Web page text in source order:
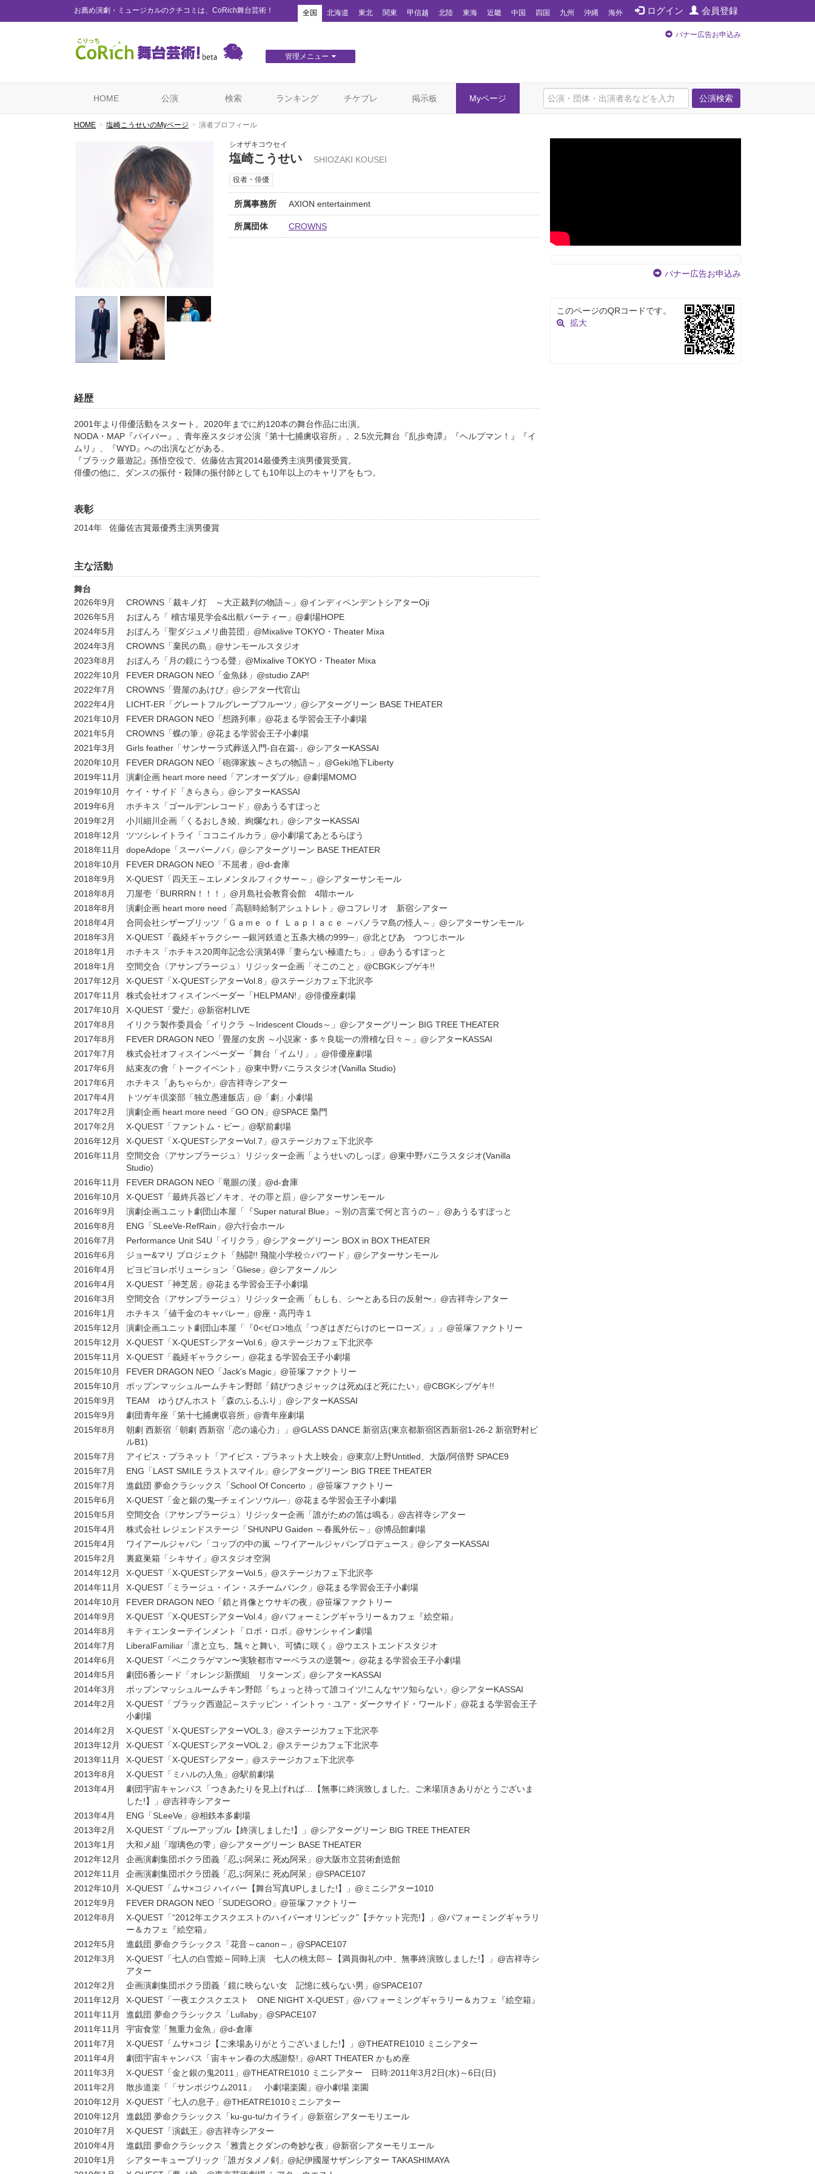
お薦め演劇・ミュージカルのクチコミは、CoRich舞台芸術！ ログイン 会員登録
全国 北海道 東北 関東 甲信越 北陸 東海 近畿 中国 四国 九州 沖縄 海外
管理メニュー
バナー広告お申込み
公演検索
HOME 公演 検索 ランキング チケプレ 掲示板 Myページ
HOME 塩崎こうせいのMyページ 演者プロフィール
シオザキコウセイ
塩崎こうせい SHIOZAKI KOUSEI
役者・俳優
所属事務所 AXION entertainment
所属団体 CROWNS
経歴
2001年より俳優活動をスタート。2020年までに約120本の舞台作品に出演。
NODA・MAP『パイパー』、青年座スタジオ公演『第十七捕虜収容所』、2.5次元舞台『乱歩奇譚』『ヘルプマン！』『イ
ムリ』、『WYD』への出演などがある。
『ブラック最遊記』孫悟空役で、佐藤佐吉賞2014最優秀主演男優賞受賞。
俳優の他に、ダンスの振付・殺陣の振付師としても10年以上のキャリアをもつ。
表彰
2014年 佐藤佐吉賞最優秀主演男優賞
主な活動
舞台
2026年9月
CROWNS「裁キノ灯 ～大正裁判の物語～」@インディペンデントシアターOji
2026年5月
おぼんろ「 稽古場見学会&出航パーティー」@劇場HOPE
2024年5月
おぼんろ「聖ダジュメリ曲芸団」@Mixalive TOKYO・Theater Mixa
2024年3月
CROWNS「棄民の島」@サンモールスタジオ
2023年8月
おぼんろ「月の鏡にうつる聲」@Mixalive TOKYO・Theater Mixa
2022年10月
FEVER DRAGON NEO「金魚鉢」@studio ZAP!
2022年7月
CROWNS「畳屋のあけび」@シアター代官山
2022年4月
LICHT-ER「グレートフルグレープフルーツ」@シアターグリーン BASE THEATER
2021年10月
FEVER DRAGON NEO「想路列車」@花まる学習会王子小劇場
2021年5月
CROWNS「蝶の筆」@花まる学習会王子小劇場
2021年3月
Girls feather「サンサーラ式葬送入門-自在篇-」@シアターKASSAI
2020年10月
FEVER DRAGON NEO「砲弾家族～さちの物語～」@Geki地下Liberty
2019年11月
演劇企画 heart more need「アンオーダブル」@劇場MOMO
2019年10月
ケイ・サイド「きらきら」@シアターKASSAI
2019年6月
ホチキス「ゴールデンレコード」@あうるすぽっと
2019年2月
小川細川企画「くるおしき綾、絢爛なれ」@シアターKASSAI
2018年12月
ツツシレイトライ「ココニイルカラ」@小劇場てあとるらぽう
2018年11月
dopeAdope「スーパーノバ」@シアターグリーン BASE THEATER
2018年10月
FEVER DRAGON NEO「不屈者」@d-倉庫
2018年9月
X-QUEST「四天王～エレメンタルフィクサー～」@シアターサンモール
2018年8月
刀屋壱「BURRRN！！！」@月島社会教育会館 4階ホール
2018年8月
演劇企画 heart more need「高額時給制アシュトレト」@コフレリオ 新宿シアター
2018年4月
合同会社シザーブリッツ「Ｇａｍｅ ｏｆ Ｌａｐｌａｃｅ ～パノラマ島の怪人～」@シアターサンモール
2018年3月
X-QUEST「義経ギャラクシー ─銀河鉄道と五条大橋の999─」@北とぴあ つつじホール
2018年1月
ホチキス「ホチキス20周年記念公演第4弾「妻らない極道たち」」@あうるすぽっと
2018年1月
空間交合〈アサンブラージュ〉リジッター企画「そこのこと」@CBGKシブゲキ!!
2017年12月
X-QUEST「X-QUESTシアターVol.8」@ステージカフェ下北沢亭
2017年11月
株式会社オフィスインベーダー「HELPMAN!」@俳優座劇場
2017年10月
X-QUEST「愛だ」@新宿村LIVE
2017年8月
イリクラ製作委員会「イリクラ ～Iridescent Clouds～」@シアターグリーン BIG TREE THEATER
2017年8月
FEVER DRAGON NEO「畳屋の女房 ～小説家・多々良聡一の滑稽な日々～」@シアターKASSAI
2017年7月
株式会社オフィスインベーダー「舞台「イムリ」」@俳優座劇場
2017年6月
結束友の會「トークイベント」@東中野バニラスタジオ(Vanilla Studio)
2017年6月
ホチキス「あちゃらか」@吉祥寺シアター
2017年4月
トツゲキ倶楽部「独立愚連飯店」@「劇」小劇場
2017年2月
演劇企画 heart more need「GO ON」@SPACE 梟門
2017年2月
X-QUEST「ファントム・ビー」@駅前劇場
2016年12月
X-QUEST「X-QUESTシアターVol.7」@ステージカフェ下北沢亭
2016年11月
空間交合〈アサンブラージュ〉リジッター企画「ようせいのしっぽ」@東中野バニラスタジオ(Vanilla
Studio)
2016年11月
FEVER DRAGON NEO「竜眼の漢」@d-倉庫
2016年10月
X-QUEST「最終兵器ピノキオ、その罪と罰」@シアターサンモール
2016年9月
演劇企画ユニット劇団山本屋「『Super natural Blue』～別の言葉で何と言うの～」@あうるすぽっと
2016年8月
ENG「SLeeVe‐RefRain」@六行会ホール
2016年7月
Performance Unit S4U「イリクラ」@シアターグリーン BOX in BOX THEATER
2016年6月
ジョー&マリ プロジェクト「熱闘!! 飛龍小学校☆パワード」@シアターサンモール
2016年4月
ピヨピヨレボリューション「Gliese」@シアターノルン
2016年4月
X-QUEST「神芝居」@花まる学習会王子小劇場
2016年3月
空間交合〈アサンブラージュ〉リジッター企画「もしも、シ〜とある日の反射〜」@吉祥寺シアター
2016年1月
ホチキス「値千金のキャバレー」@座・高円寺１
2015年12月
演劇企画ユニット劇団山本屋「『0<ゼロ>地点「つぎはぎだらけのヒーローズ」』」@笹塚ファクトリー
2015年12月
X-QUEST「X-QUESTシアターVol.6」@ステージカフェ下北沢亭
2015年11月
X-QUEST「義経ギャラクシー」@花まる学習会王子小劇場
2015年10月
FEVER DRAGON NEO「Jack's Magic」@笹塚ファクトリー
2015年10月
ポップンマッシュルームチキン野郎「錆びつきジャックは死ぬほど死にたい」@CBGKシブゲキ!!
2015年9月
TEAM ゆうびんホスト「森のふるふり」@シアターKASSAI
2015年9月
劇団青年座「第十七捕虜収容所」@青年座劇場
2015年8月
朝劇 西新宿「朝劇 西新宿「恋の遠心力」」@GLASS DANCE 新宿店(東京都新宿区西新宿1-26-2 新宿野村ビ
ルB1)
2015年7月
アイビス・プラネット「アイビス・プラネット大上映会」@東京/上野Untitled、大阪/阿倍野 SPACE9
2015年7月
ENG「LAST SMILE ラストスマイル」@シアターグリーン BIG TREE THEATER
2015年7月
進戯団 夢命クラシックス「School Of Concerto 」@笹塚ファクトリー
2015年6月
X-QUEST「金と銀の鬼─チェインソウル─」@花まる学習会王子小劇場
2015年5月
空間交合〈アサンブラージュ〉リジッター企画「誰がための笛は鳴る」@吉祥寺シアター
2015年4月
株式会社 レジェンドステージ「SHUNPU Gaiden ～春風外伝～」@博品館劇場
2015年4月
ワイアールジャパン「コップの中の嵐 ～ワイアールジャパンプロデュース」@シアターKASSAI
2015年2月
裏庭巣箱「シキサイ」@スタジオ空洞
2014年12月
X-QUEST「X-QUESTシアターVol.5」@ステージカフェ下北沢亭
2014年11月
X-QUEST「ミラージュ・イン・スチームパンク」@花まる学習会王子小劇場
2014年10月
FEVER DRAGON NEO「鎖と肖像とウサギの夜」@笹塚ファクトリー
2014年9月
X-QUEST「X-QUESTシアターVol.4」@パフォーミングギャラリー＆カフェ『絵空箱』
2014年8月
キティエンターテインメント「ロボ・ロボ」@サンシャイン劇場
2014年7月
LiberalFamiliar「凛と立ち、飄々と舞い、可憐に咲く」@ウエストエンドスタジオ
2014年6月
X-QUEST「ベニクラゲマン〜実験都市マーベラスの逆襲〜」@花まる学習会王子小劇場
2014年5月
劇団6番シード「オレンジ新撰組 リターンズ」@シアターKASSAI
2014年3月
ポップンマッシュルームチキン野郎「ちょっと待って誰コイツ!こんなヤツ知らない」@シアターKASSAI
2014年2月
X-QUEST「ブラック西遊記～ステッピン・イントゥ・ユア・ダークサイド・ワールド」@花まる学習会王子
小劇場
2014年2月
X-QUEST「X-QUESTシアターVOL.3」@ステージカフェ下北沢亭
2013年12月
X-QUEST「X-QUESTシアターVOL.2」@ステージカフェ下北沢亭
2013年11月
X-QUEST「X-QUESTシアター」@ステージカフェ下北沢亭
2013年8月
X-QUEST「ミハルの人魚」@駅前劇場
2013年4月
劇団宇宙キャンパス「つきあたりを見上げれば…【無事に終演致しました。ご来場頂きありがとうございま
した!】」@吉祥寺シアター
2013年4月
ENG「SLeeVe」@相鉄本多劇場
2013年2月
X-QUEST「ブルーアップル【終演しました!】」@シアターグリーン BIG TREE THEATER
2013年1月
大和メ組「瑠璃色の雫」@シアターグリーン BASE THEATER
2012年12月
企画演劇集団ボクラ団義「忍ぶ阿呆に 死ぬ阿呆」@大阪市立芸術創造館
2012年11月
企画演劇集団ボクラ団義「忍ぶ阿呆に 死ぬ阿呆」@SPACE107
2012年10月
X-QUEST「ムサ×コジ ハイパー【舞台写真UPしました!】」@ミニシアター1010
2012年9月
FEVER DRAGON NEO「SUDEGORO」@笹塚ファクトリー
2012年8月
X-QUEST「“2012年エクスクエストのハイパーオリンピック”【チケット完売!】」@パフォーミングギャラリ
ー＆カフェ『絵空箱』
2012年5月
進戯団 夢命クラシックス「花音～canon～」@SPACE107
2012年3月
X-QUEST「七人の白雪姫～同時上演 七人の桃太郎～【満員御礼の中、無事終演致しました!】」@吉祥寺シ
アター
2012年2月
企画演劇集団ボクラ団義「鏡に映らない女 記憶に残らない男」@SPACE107
2011年12月
X-QUEST「一夜エクスクエスト ONE NIGHT X-QUEST」@パフォーミングギャラリー＆カフェ『絵空箱』
2011年11月
進戯団 夢命クラシックス「Lullaby」@SPACE107
2011年11月
宇宙食堂「無重力金魚」@d-倉庫
2011年7月
X-QUEST「ムサ×コジ【ご来場ありがとうございました!】」@THEATRE1010 ミニシアター
2011年4月
劇団宇宙キャンパス「宙キャン春の大感謝祭!」@ART THEATER かもめ座
2011年3月
X-QUEST「金と銀の鬼2011」@THEATRE1010 ミニシアター 日時:2011年3月2日(水)～6日(日)
2011年2月
散歩道楽「「サンポジウム2011」 小劇場楽園」@小劇場 楽園
2010年12月
X-QUEST「七人の息子」@THEATRE1010ミニシアター
2010年12月
進戯団 夢命クラシックス「ku-gu-tu/カイライ」@新宿シアターモリエール
2010年7月
X-QUEST「演戯王」@吉祥寺シアター
2010年4月
進戯団 夢命クラシックス「雅貴とクダンの奇妙な夜」@新宿シアターモリエール
2010年1月
シアターキューブリック「誰ガタメノ剣」@紀伊國屋サザンシアター TAKASHIMAYA
バナー広告お申込み
このページのQRコードです。
拡大